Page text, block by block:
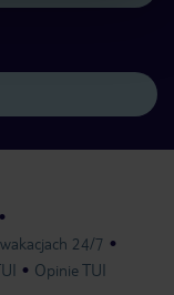
24/7
Opinie TUI